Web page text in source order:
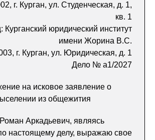
г. Курган, ул. Студенческая, д. 1,
кв. 1
Курганский юридический институт
имени Жорина В.С.
г. Курган, ул. Юридическая, д. 1
Дело № а1/2027
на исковое заявление о
из общежития
Аркадьевич, являясь
настоящему делу, выражаю свое